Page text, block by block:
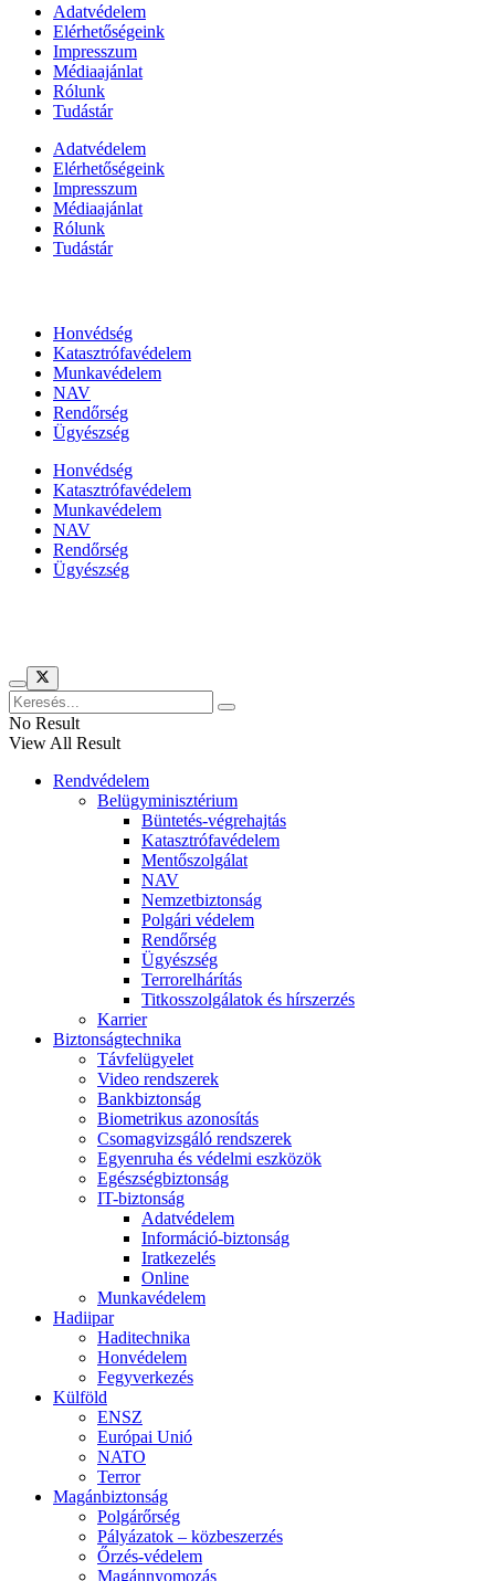
Adatvédelem
Elérhetőségeink
Impresszum
Médiaajánlat
Rólunk
Tudástár
Adatvédelem
Elérhetőségeink
Impresszum
Médiaajánlat
Rólunk
Tudástár
Honvédség
Katasztrófavédelem
Munkavédelem
NAV
Rendőrség
Ügyészség
Honvédség
Katasztrófavédelem
Munkavédelem
NAV
Rendőrség
Ügyészség
No Result
View All Result
Rendvédelem
Belügyminisztérium
Büntetés-végrehajtás
Katasztrófavédelem
Mentőszolgálat
NAV
Nemzetbiztonság
Polgári védelem
Rendőrség
Ügyészség
Terrorelhárítás
Titkosszolgálatok és hírszerzés
Karrier
Biztonságtechnika
Távfelügyelet
Video rendszerek
Bankbiztonság
Biometrikus azonosítás
Csomagvizsgáló rendszerek
Egyenruha és védelmi eszközök
Egészségbiztonság
IT-biztonság
Adatvédelem
Információ-biztonság
Iratkezelés
Online
Munkavédelem
Hadiipar
Haditechnika
Honvédelem
Fegyverkezés
Külföld
ENSZ
Európai Unió
NATO
Terror
Magánbiztonság
Polgárőrség
Pályázatok – közbeszerzés
Őrzés-védelem
Magánnyomozás